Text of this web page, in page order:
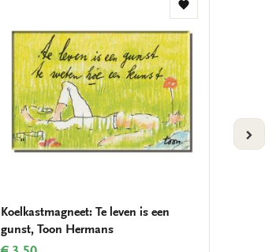
Toevoegen
verlanglijst
Koelkastmagneet: Te leven is een
gunst, Toon Hermans